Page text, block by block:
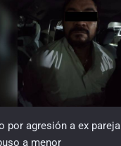
por agresión a ex
a menor